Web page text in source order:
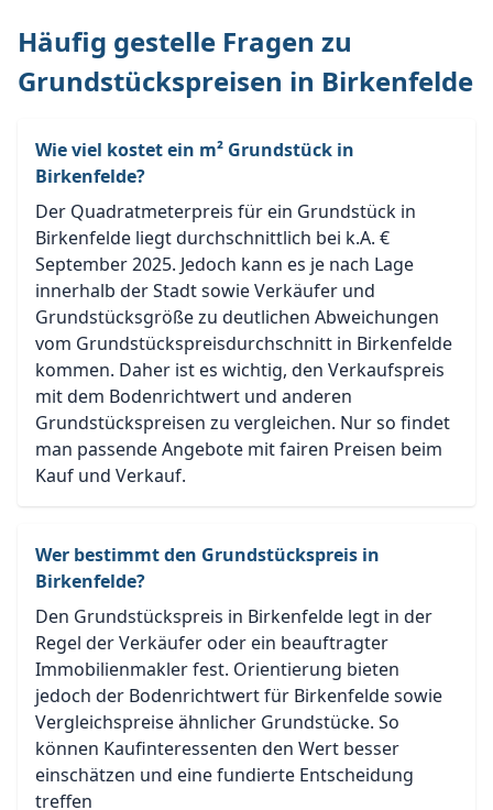
Häufig gestelle Fragen zu
Grundstückspreisen in Birkenfelde
Wie viel kostet ein m² Grundstück in
Birkenfelde?
Der Quadratmeterpreis für ein Grundstück in
Birkenfelde liegt durchschnittlich bei k.A. €
September 2025. Jedoch kann es je nach Lage
innerhalb der Stadt sowie Verkäufer und
Grundstücksgröße zu deutlichen Abweichungen
vom Grundstückspreisdurchschnitt in Birkenfelde
kommen. Daher ist es wichtig, den Verkaufspreis
mit dem Bodenrichtwert und anderen
Grundstückspreisen zu vergleichen. Nur so findet
man passende Angebote mit fairen Preisen beim
Kauf und Verkauf.
Wer bestimmt den Grundstückspreis in
Birkenfelde?
Den Grundstückspreis in Birkenfelde legt in der
Regel der Verkäufer oder ein beauftragter
Immobilienmakler fest. Orientierung bieten
jedoch der Bodenrichtwert für Birkenfelde sowie
Vergleichspreise ähnlicher Grundstücke. So
können Kaufinteressenten den Wert besser
einschätzen und eine fundierte Entscheidung
treffen